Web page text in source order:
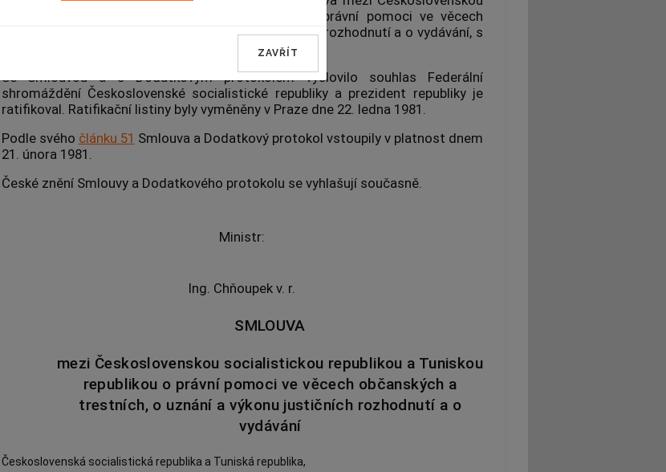
socialistickou republikou a Tuniskou republikou o právní pomoci ve věcech
občanských a trestních, o uznání a výkonu justičních rozhodnutí a o vydávání, s
Se Smlouvou a s Dodatkovým protokolem vyslovilo souhlas Federální
shromáždění Československé socialistické republiky a prezident republiky je
ratifikoval. Ratifikační listiny byly vyměněny v Praze dne 22. ledna 1981.
Podle svého článku 51 Smlouva a Dodatkový protokol vstoupily v platnost dnem
21. února 1981.
České znění Smlouvy a Dodatkového protokolu se vyhlašují současně.
Ministr:
Ing. Chňoupek v. r.
SMLOUVA
mezi Československou socialistickou republikou a Tuniskou
republikou o právní pomoci ve věcech občanských a
trestních, o uznání a výkonu justičních rozhodnutí a o
vydávání
Československá socialistická republika a Tuniská republika,
ZAVŘÍT